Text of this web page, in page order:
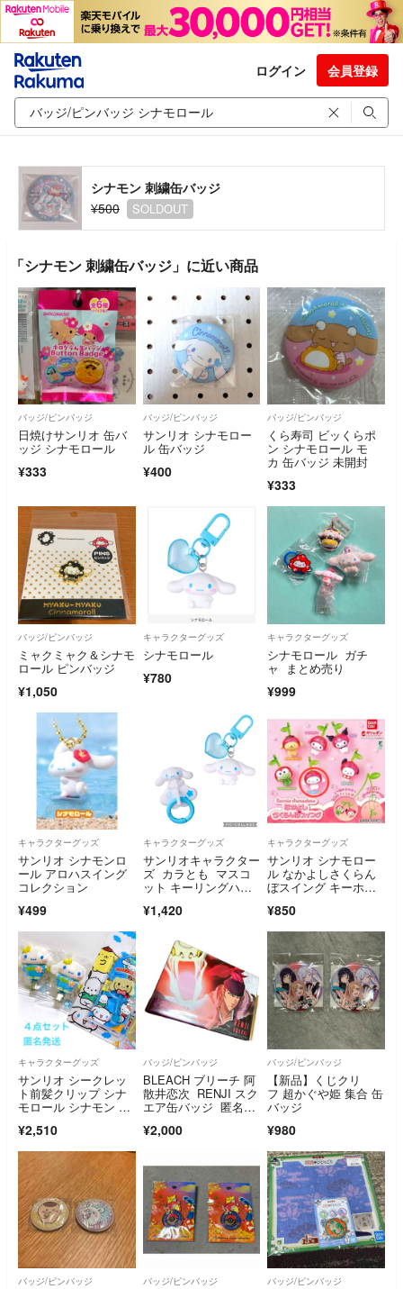
ログイン 会員登録
シナモン 刺繍缶バッジ
¥500
SOLDOUT
「シナモン 刺繍缶バッジ」に近い商品
バッジ/ピンバッジ
日焼けサンリオ 缶バ
ッジ シナモロール
¥333
バッジ/ピンバッジ
サンリオ シナモロー
ル 缶バッジ
¥400
バッジ/ピンバッジ
くら寿司 ビッくらポ
ン シナモロール モ
カ 缶バッジ 未開封
¥333
バッジ/ピンバッジ
ミャクミャク＆シナモ
ロール ピンバッジ
¥1,050
キャラクターグッズ
シナモロール
¥780
キャラクターグッズ
シナモロール ガチ
ャ まとめ売り
¥999
キャラクターグッズ
サンリオ シナモンロ
ール アロハスイング
コレクション
¥499
キャラクターグッズ
サンリオキャラクター
ズ カラとも マスコ
ット キーリングハン
¥1,420
キャラクターグッズ
サンリオ シナモロー
ル なかよしさくらん
ぼスイング キーホル
¥850
キャラクターグッズ
サンリオ シークレッ
ト前髪クリップ シナ
モロール シナモン マ
¥2,510
バッジ/ピンバッジ
BLEACH ブリーチ 阿
散井恋次 RENJI スク
エア缶バッジ 匿名配
¥2,000
バッジ/ピンバッジ
【新品】くじクリ
フ 超かぐや姫 集合 缶
バッジ
¥980
バッジ/ピンバッジ バッジ/ピンバッジ バッジ/ピンバッジ